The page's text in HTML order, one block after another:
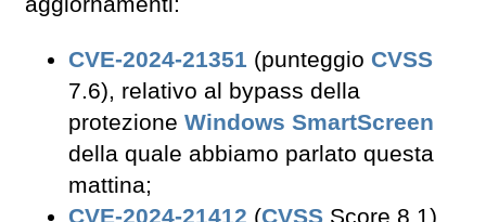
CVE-2024-21351 (punteggio CVSS
7.6), relativo al bypass della
protezione Windows SmartScreen
della quale abbiamo parlato questa
mattina;
CVE-2024-21412 (CVSS Score 8.1)